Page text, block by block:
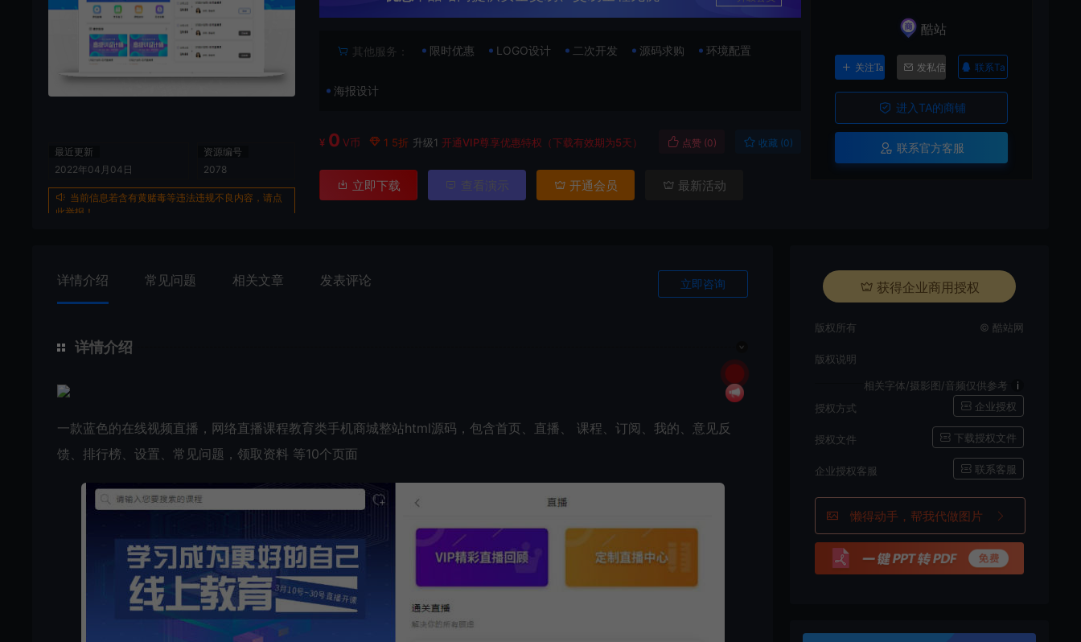
最近更新
2022年04月04日
资源编号
2078
当前信息若含有黄赌毒等违法违规不良内容，请点
此举报！
其他服务： 限时优惠 LOGO设计 二次开发 源码求购 环境配置
海报设计
¥ 0 V币 1 5折 升级1 开通VIP尊享优惠特权（下载有效期为5天） 点赞 (0) 收藏 (0)
立即下载 查看演示 开通会员 最新活动
酷站
关注Ta 发私信 联系Ta
进入TA的商铺
联系官方客服
详情介绍 常见问题 相关文章 发表评论 立即咨询
详情介绍
一款蓝色的在线视频直播，网络直播课程教育类手机商城整站html源码，包含首页、直播、 课程、订阅、我的、意见反
馈、排行榜、设置、常见问题，领取资料 等10个页面
获得企业商用授权
版权所有 © 酷站网
版权说明
相关字体/摄影图/音频仅供参考
i
授权方式
企业授权
授权文件 下载授权文件
企业授权客服 联系客服
懒得动手，帮我代做图片